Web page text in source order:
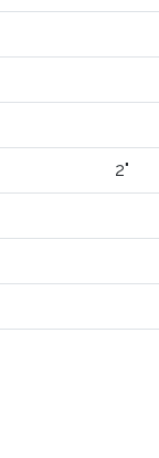
2"